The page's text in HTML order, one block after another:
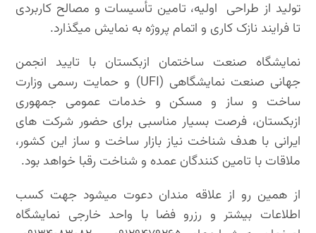
تولید از طراحی اولیه، تامین تأسیسات و مصالح کاربردی
تا فرایند نازک کاری و اتمام پروژه به نمایش میگذارد.
نمایشگاه صنعت ساختمان ازبکستان با تایید انجمن
جهانی صنعت نمایشگاهی (UFI) و حمایت رسمی وزارت
ساخت و ساز و مسکن و خدمات عمومی جمهوری
ازبکستان، فرصت بسیار مناسبی برای حضور شرکت های
ایرانی با هدف شناخت نیاز بازار ساخت و ساز این کشور،
ملاقات با تامین کنندگان عمده و شناخت رقبا خواهد بود.
از همین رو از علاقه مندان دعوت میشود جهت کسب
اطلاعات بیشتر و رزرو فضا با واحد خارجی نمایشگاه